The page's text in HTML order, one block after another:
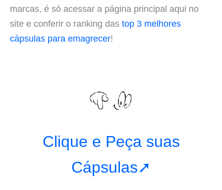
marcas, é só acessar a página principal aqui no
site e conferir o ranking das top 3 melhores
cápsulas para emagrecer!
Clique e Peça suas
Cápsulas➚